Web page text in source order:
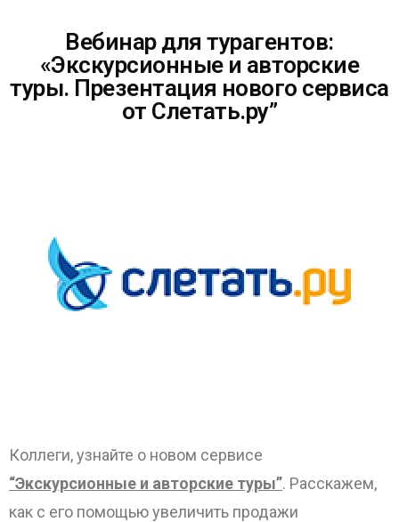
Вебинар для турагентов:
«Экскурсионные и авторские
туры. Презентация нового сервиса
от Слетать.ру”
Коллеги, узнайте о новом сервисе
“Экскурсионные и авторские туры”. Расскажем,
как с его помощью увеличить продажи